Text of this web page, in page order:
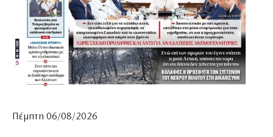
Πέμπτη 06/08/2026